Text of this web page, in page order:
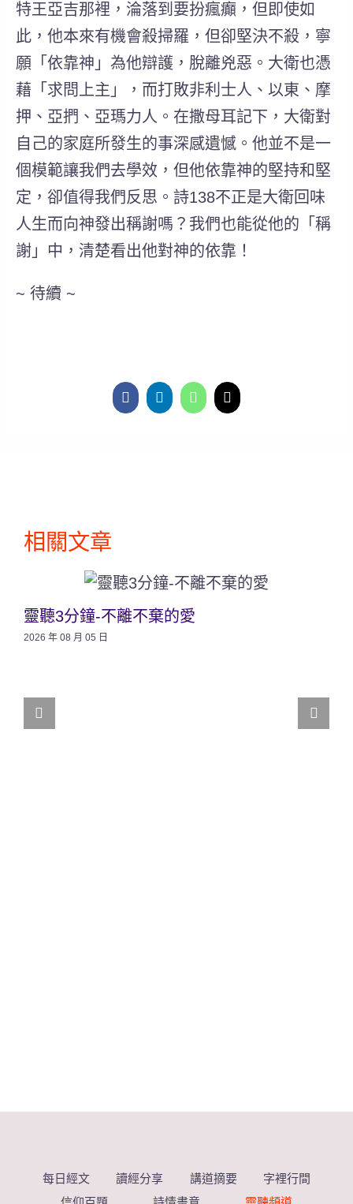
特王亞吉那裡，淪落到要扮瘋癲，但即使如
此，他本來有機會殺掃羅，但卻堅決不殺，寧
願「依靠神」為他辯護，脫離兇惡。大衛也憑
藉「求問上主」，而打敗非利士人、以東、摩
押、亞捫、亞瑪力人。 在撒母耳記下，大衛對
自己的家庭所發生的事深感遺憾。他並不是一
個模範讓我們去學效，但他依靠神的堅持和堅
定，卻值得我們反思。詩138不正是大衛回味
人生而向神發出稱謝嗎？我們也能從他的「稱
謝」中，清楚看出他對神的依靠！
~ 待續 ~
相關文章
靈聽3分鐘-不離不棄的愛
2026 年 08 月 05 日
每日經文 讀經分享 講道摘要
字裡行間